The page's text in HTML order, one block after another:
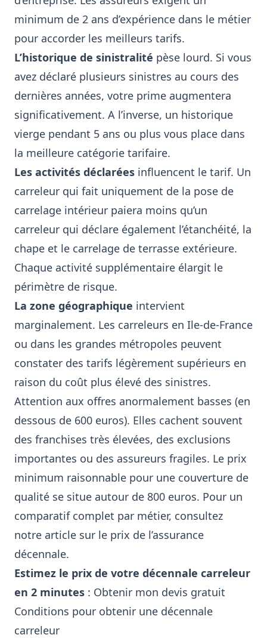
minimum de 2 ans d’expérience dans le métier
pour accorder les meilleurs tarifs.
L’historique de sinistralité pèse lourd. Si vous
avez déclaré plusieurs sinistres au cours des
dernières années, votre prime augmentera
significativement. A l’inverse, un historique
vierge pendant 5 ans ou plus vous place dans
la meilleure catégorie tarifaire.
Les activités déclarées influencent le tarif. Un
carreleur qui fait uniquement de la pose de
carrelage intérieur paiera moins qu’un
carreleur qui déclare également l’étanchéité, la
chape et le carrelage de terrasse extérieure.
Chaque activité supplémentaire élargit le
périmètre de risque.
La zone géographique intervient
marginalement. Les carreleurs en Ile-de-France
ou dans les grandes métropoles peuvent
constater des tarifs légèrement supérieurs en
raison du coût plus élevé des sinistres.
Attention aux offres anormalement basses (en
dessous de 600 euros). Elles cachent souvent
des franchises très élevées, des exclusions
importantes ou des assureurs fragiles. Le prix
minimum raisonnable pour une couverture de
qualité se situe autour de 800 euros. Pour un
comparatif complet par métier, consultez
notre article sur le prix de l’assurance
décennale.
Estimez le prix de votre décennale carreleur
en 2 minutes : Obtenir mon devis gratuit
Conditions pour obtenir une décennale
carreleur